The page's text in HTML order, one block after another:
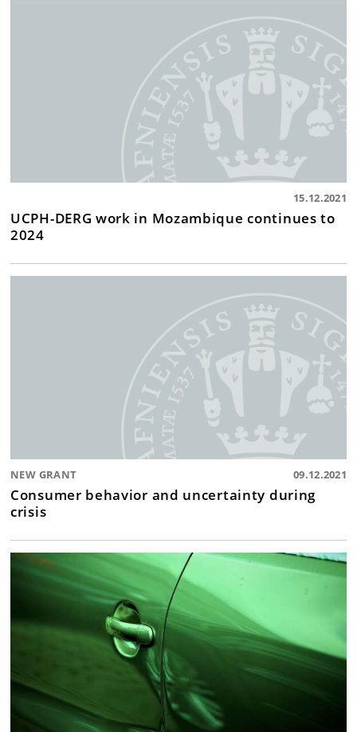
15.12.2021
UCPH-DERG work in Mozambique continues to
2024
NEW GRANT 09.12.2021
Consumer behavior and uncertainty during
crisis